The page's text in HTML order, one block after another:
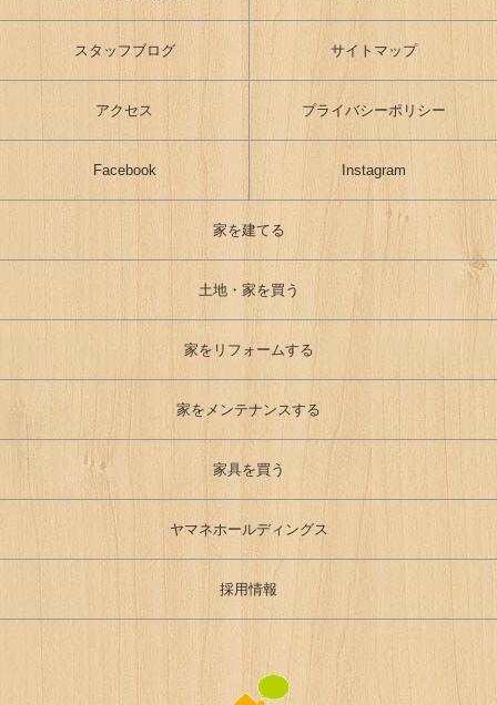
スタッフブログ サイトマップ
アクセス プライバシーポリシー
Facebook Instagram
家を建てる
土地・家を買う
家をリフォームする
家をメンテナンスする
家具を買う
ヤマネホールディングス
採用情報